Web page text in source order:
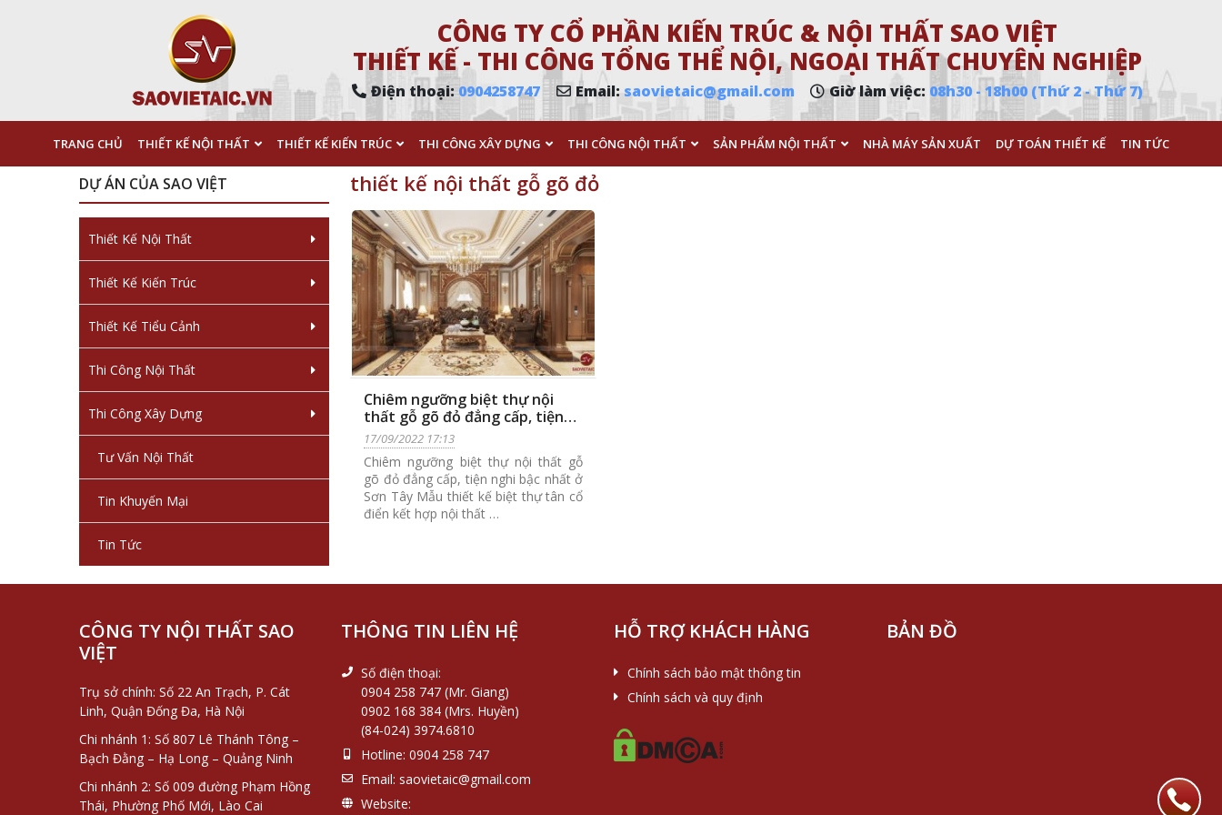
CÔNG TY CỔ PHẦN KIẾN TRÚC & NỘI THẤT SAO VIỆT
THIẾT KẾ - THI CÔNG TỔNG THỂ NỘI, NGOẠI THẤT CHUYÊN NGHIỆP
Điện thoại:0904258747 Email: saovietaic@gmail.com Giờ làm việc: 08h30 - 18h00 (Thứ 2 - Thứ 7)
TRANG CHỦ THIẾT KẾ NỘI THẤT THIẾT KẾ KIẾN TRÚC THI CÔNG XÂY DỰNG THI CÔNG NỘI THẤT SẢN PHẨM NỘI THẤT NHÀ MÁY SẢN XUẤT DỰ TOÁN THIẾT KẾ TIN TỨC
thiết kế nội thất gỗ gõ đỏ
Chiêm ngưỡng biệt thự nội
thất gỗ gõ đỏ đẳng cấp, tiện
nghi bậc nhất ở Sơn Tây
17/09/2022 17:13
Chiêm ngưỡng biệt thự nội thất gỗ
gõ đỏ đẳng cấp, tiện nghi bậc nhất ở
Sơn Tây Mẫu thiết kế biệt thự tân cổ
điển kết hợp nội thất …
DỰ ÁN CỦA SAO VIỆT
Thiết Kế Nội Thất
Thiết Kế Kiến Trúc
Thiết Kế Tiểu Cảnh
Thi Công Nội Thất
Thi Công Xây Dựng
Tư Vấn Nội Thất
Tin Khuyến Mại
Tin Tức
CÔNG TY NỘI THẤT SAO
VIỆT
Trụ sở chính: Số 22 An Trạch, P. Cát
Linh, Quận Đống Đa, Hà Nội
Chi nhánh 1: Số 807 Lê Thánh Tông –
Bạch Đằng – Hạ Long – Quảng Ninh
Chi nhánh 2: Số 009 đường Phạm Hồng
Thái, Phường Phố Mới, Lào Cai
THÔNG TIN LIÊN HỆ
Số điện thoại:
0904 258 747 (Mr. Giang)
0902 168 384 (Mrs. Huyền)
(84-024) 3974.6810
Hotline: 0904 258 747
Email: saovietaic@gmail.com
Website:
HỖ TRỢ KHÁCH HÀNG
Chính sách bảo mật thông tin
Chính sách và quy định
BẢN ĐỒ